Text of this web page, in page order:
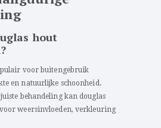
hout
voor buitengebruik
en natuurlijke schoonheid.
behandeling kan douglas
weersinvloeden, verkleuring